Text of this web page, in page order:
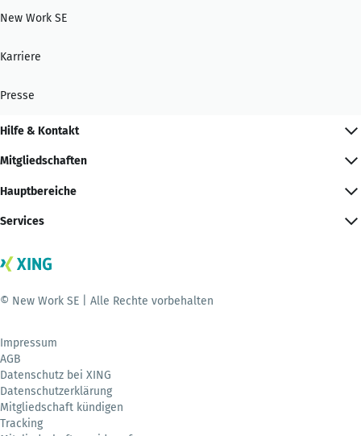
New Work SE
Karriere
Presse
Hilfe & Kontakt
Mitgliedschaften
Hauptbereiche
Services
© New Work SE | Alle Rechte vorbehalten
Impressum
AGB
Datenschutz bei XING
Datenschutzerklärung
Mitgliedschaft kündigen
Tracking